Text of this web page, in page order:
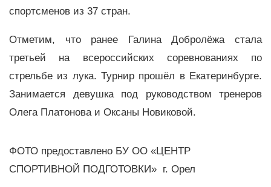
спортсменов из 37 стран.
Отметим, что ранее Галина Добролёжа стала
третьей на всероссийских соревнованиях по
стрельбе из лука. Турнир прошёл в Екатеринбурге.
Занимается девушка под руководством тренеров
Олега Платонова и Оксаны Новиковой.
ФОТО предоставлено БУ ОО «ЦЕНТР
СПОРТИВНОЙ ПОДГОТОВКИ» г. Орел